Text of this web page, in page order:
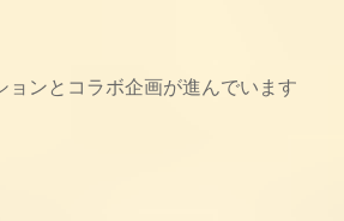
ョンとコラボ企画が進んでいます